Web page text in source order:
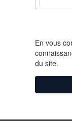
En vous
du site.